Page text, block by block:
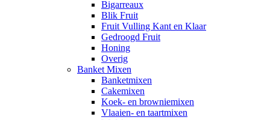
Bigarreaux
Blik Fruit
Fruit Vulling Kant en Klaar
Gedroogd Fruit
Honing
Overig
Banket Mixen
Banketmixen
Cakemixen
Koek- en browniemixen
Vlaaien- en taartmixen